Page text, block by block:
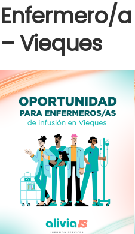
Enfermero/
– Vieques